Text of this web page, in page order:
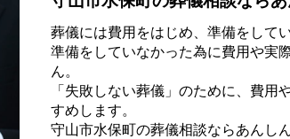
葬儀には費用をはじめ、準備をして
準備をしていなかった為に費用や実
ん。
「失敗しない葬儀」のために、費
すめします。
守山市水保町の葬儀相談ならあんし